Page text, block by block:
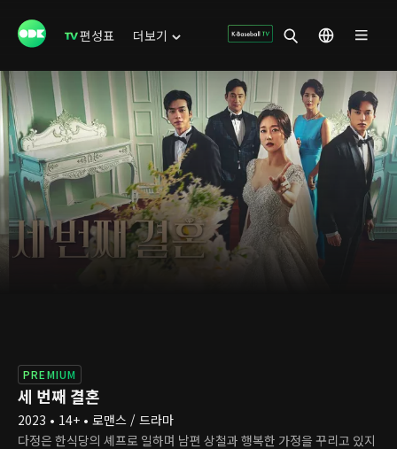
편성표 더보기
PREMIUM
세 번째 결혼
2023 • 14+ • 로맨스 / 드라마
다정은 한식당의 셰프로 일하며 남편 상철과 행복한 가정을 꾸리고 있지